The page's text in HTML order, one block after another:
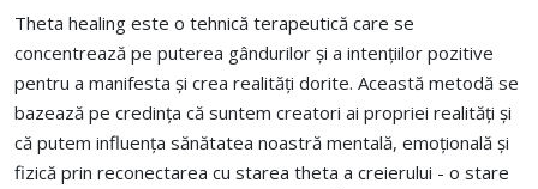
Theta healing este o tehnică terapeutică care se
concentrează pe puterea gândurilor și a intențiilor pozitive
pentru a manifesta și crea realități dorite. Această metodă se
bazează pe credința că suntem creatori ai propriei realități și
că putem influența sănătatea noastră mentală, emoțională și
fizică prin reconectarea cu starea theta a creierului - o stare